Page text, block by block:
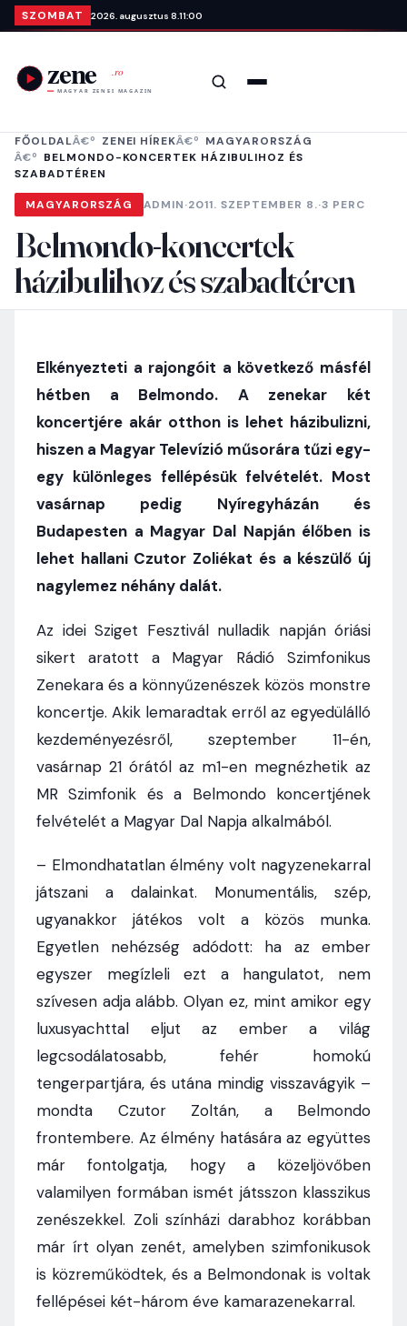
Ugrás a tartalomra
SZOMBAT 2026. augusztus 8. 11:00
Keresés
FŐOLDAL ZENEI HÍREK
MAGYARORSZÁG
BELMONDO-KONCERTEK HÁZIBULIHOZ ÉS
SZABADTÉREN
MAGYARORSZÁG ADMIN·2011. SZEPTEMBER 8.·3 PERC
Belmondo-koncertek
házibulihoz és szabadtéren
Elkényezteti a rajongóit a következő másfél
hétben a Belmondo. A zenekar két
koncertjére akár otthon is lehet házibulizni,
hiszen a Magyar Televízió műsorára tűzi egy-
egy különleges fellépésük felvételét. Most
vasárnap pedig Nyíregyházán és
Budapesten a Magyar Dal Napján élőben is
lehet hallani Czutor Zoliékat és a készülő új
nagylemez néhány dalát.
Az idei Sziget Fesztivál nulladik napján óriási
sikert aratott a Magyar Rádió Szimfonikus
Zenekara és a könnyűzenészek közös monstre
koncertje. Akik lemaradtak erről az egyedülálló
kezdeményezésről, szeptember 11-én,
vasárnap 21 órától az m1-en megnézhetik az
MR Szimfonik és a Belmondo koncertjének
felvételét a Magyar Dal Napja alkalmából.
– Elmondhatatlan élmény volt nagyzenekarral
játszani a dalainkat. Monumentális, szép,
ugyanakkor játékos volt a közös munka.
Egyetlen nehézség adódott: ha az ember
egyszer megízleli ezt a hangulatot, nem
szívesen adja alább. Olyan ez, mint amikor egy
luxusyachttal eljut az ember a világ
legcsodálatosabb, fehér homokú
tengerpartjára, és utána mindig visszavágyik –
mondta Czutor Zoltán, a Belmondo
frontembere. Az élmény hatására az együttes
már fontolgatja, hogy a közeljövőben
valamilyen formában ismét játsszon klasszikus
zenészekkel. Zoli színházi darabhoz korábban
már írt olyan zenét, amelyben szimfonikusok
is közreműködtek, és a Belmondonak is voltak
fellépései két-három éve kamarazenekarral.